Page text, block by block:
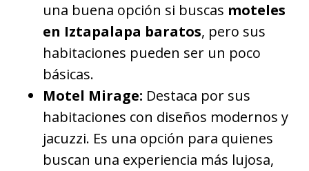
una buena opción si buscas moteles
en Iztapalapa baratos, pero sus
habitaciones pueden ser un poco
básicas.
Motel Mirage: Destaca por sus
habitaciones con diseños modernos y
jacuzzi. Es una opción para quienes
buscan una experiencia más lujosa,